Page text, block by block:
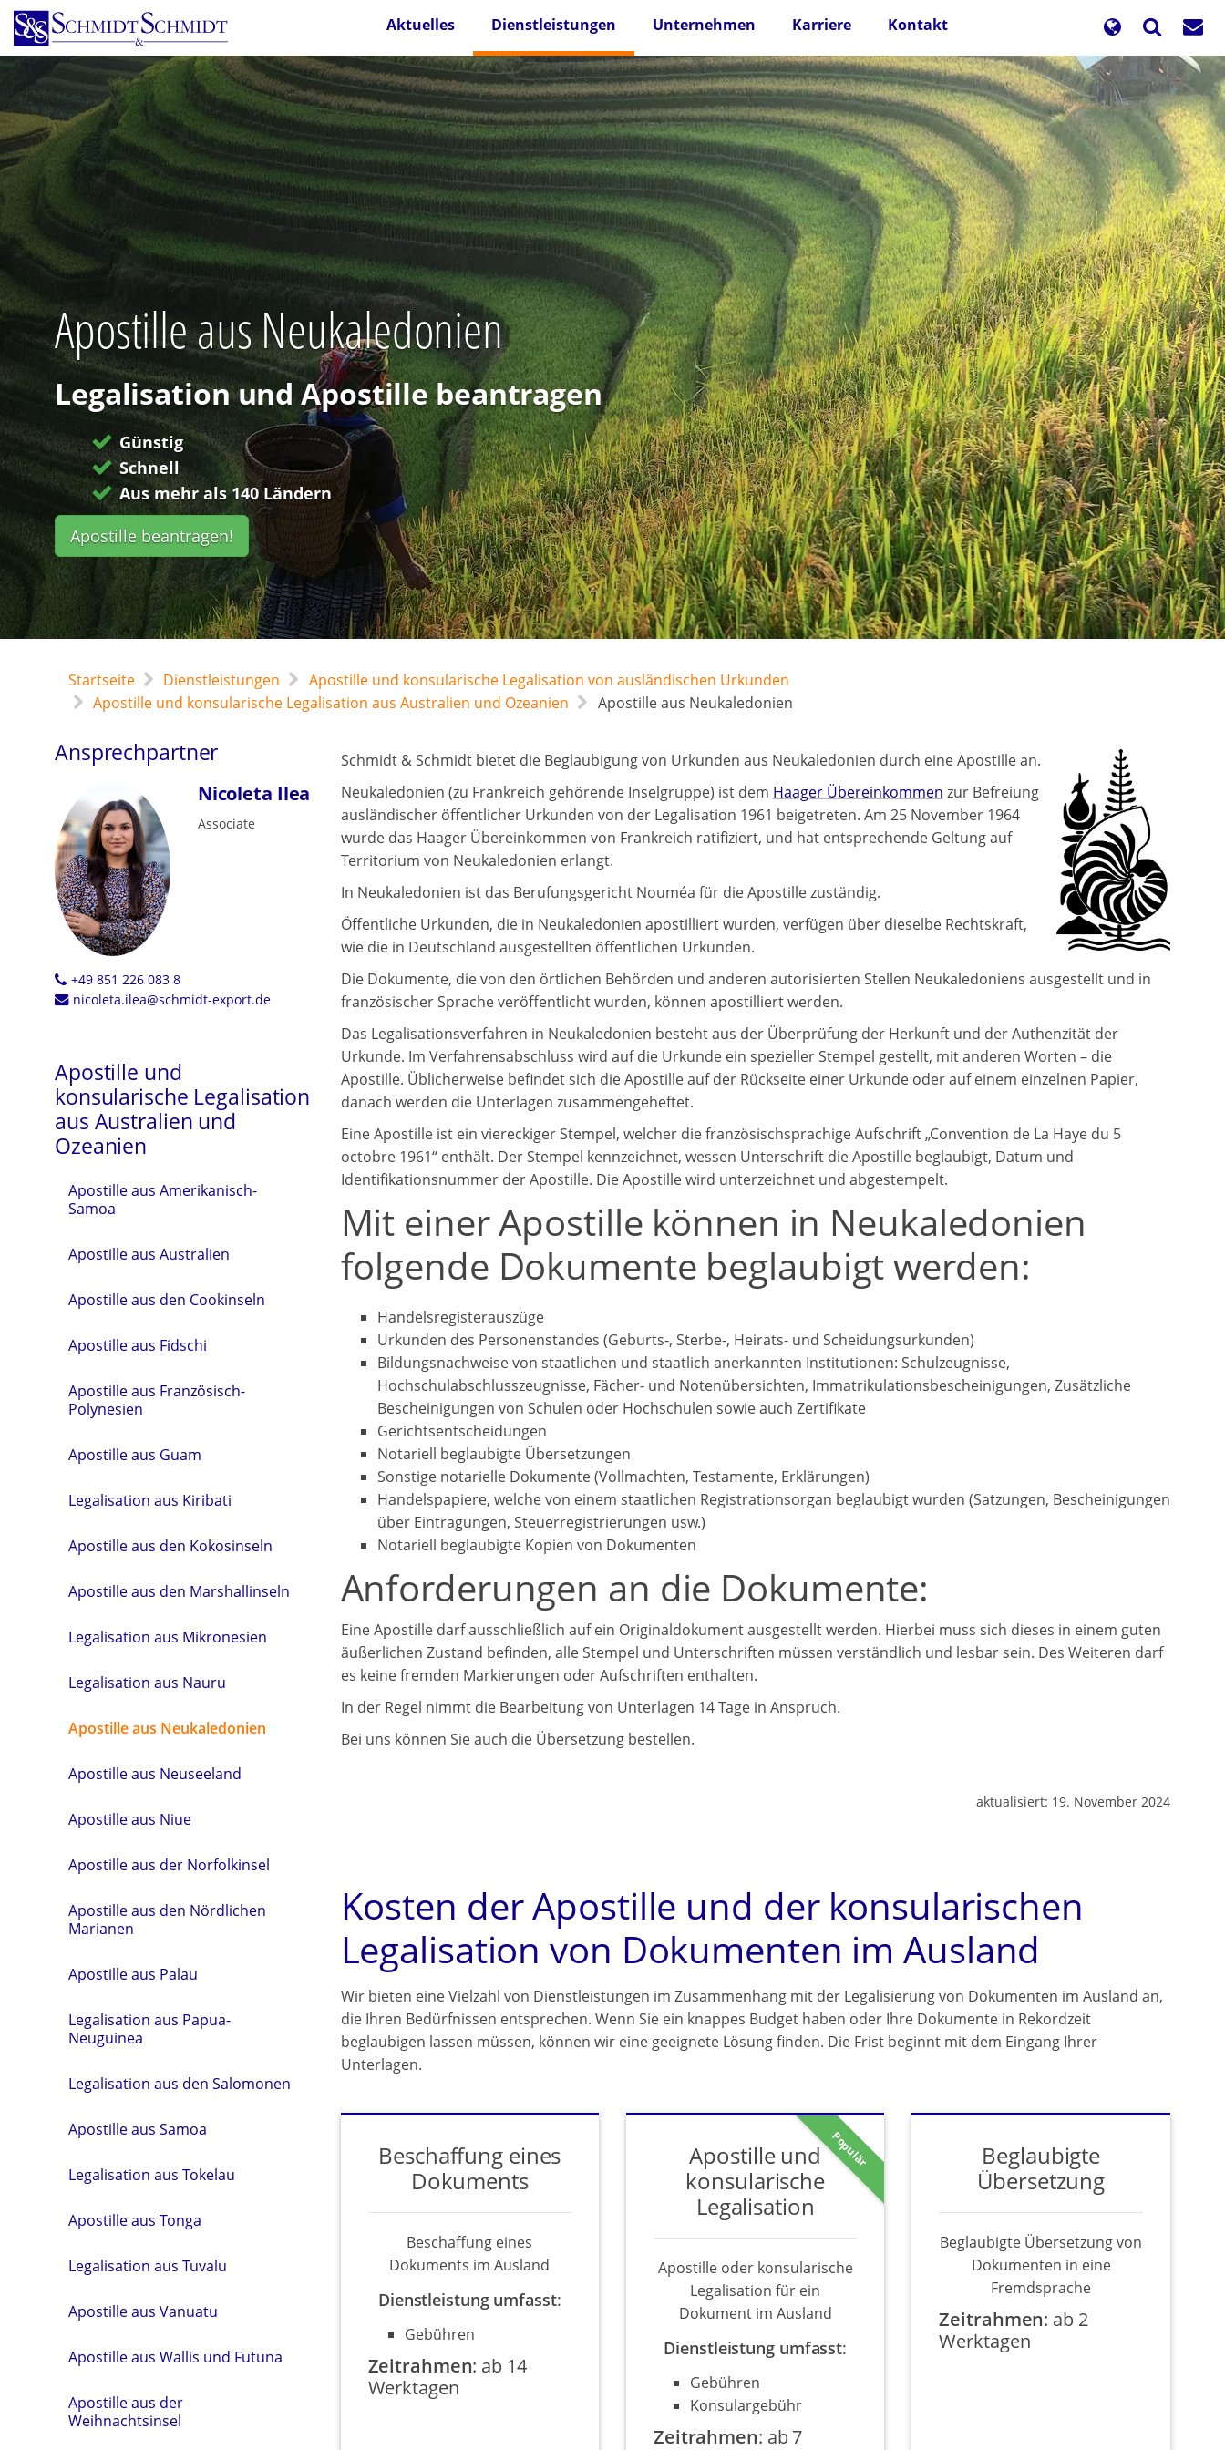
Direkt
zum
Inhalt
Aktuelles Dienstleistungen Unternehmen Karriere Kontakt
Apostille aus Neukaledonien
Legalisation und Apostille beantragen
Günstig
Schnell
Aus mehr als 140 Ländern
Apostille beantragen!
Startseite Dienstleistungen
Apostille und konsularische Legalisation von ausländischen Urkunden
Apostille und konsularische Legalisation aus Australien und Ozeanien
Apostille aus Neukaledonien
Ansprechpartner
Nicoleta Ilea
Associate
+49 851 226 083 8
nicoleta.ilea@schmidt-export.de
Apostille und
konsularische Legalisation
aus Australien und
Ozeanien
Apostille aus Amerikanisch-
Samoa
Apostille aus Australien
Apostille aus den Cookinseln
Apostille aus Fidschi
Apostille aus Französisch-
Polynesien
Apostille aus Guam
Legalisation aus Kiribati
Apostille aus den Kokosinseln
Apostille aus den Marshallinseln
Legalisation aus Mikronesien
Legalisation aus Nauru
Apostille aus Neukaledonien
Apostille aus Neuseeland
Apostille aus Niue
Apostille aus der Norfolkinsel
Apostille aus den Nördlichen
Marianen
Apostille aus Palau
Legalisation aus Papua-
Neuguinea
Legalisation aus den Salomonen
Apostille aus Samoa
Legalisation aus Tokelau
Apostille aus Tonga
Legalisation aus Tuvalu
Apostille aus Vanuatu
Apostille aus Wallis und Futuna
Apostille aus der
Weihnachtsinsel
Schmidt & Schmidt bietet die Beglaubigung von Urkunden aus Neukaledonien durch eine Apostille an.
Neukaledonien (zu Frankreich gehörende Inselgruppe) ist dem Haager Übereinkommen zur Befreiung
ausländischer öffentlicher Urkunden von der Legalisation 1961 beigetreten. Am 25 November 1964
wurde das Haager Übereinkommen von Frankreich ratifiziert, und hat entsprechende Geltung auf
Territorium von Neukaledonien erlangt.
In Neukaledonien ist das Berufungsgericht Nouméa für die Apostille zuständig.
Öffentliche Urkunden, die in Neukaledonien apostilliert wurden, verfügen über dieselbe Rechtskraft,
wie die in Deutschland ausgestellten öffentlichen Urkunden.
Die Dokumente, die von den örtlichen Behörden und anderen autorisierten Stellen Neukaledoniens ausgestellt und in
französischer Sprache veröffentlicht wurden, können apostilliert werden.
Das Legalisationsverfahren in Neukaledonien besteht aus der Überprüfung der Herkunft und der Authenzität der
Urkunde. Im Verfahrensabschluss wird auf die Urkunde ein spezieller Stempel gestellt, mit anderen Worten – die
Apostille. Üblicherweise befindet sich die Apostille auf der Rückseite einer Urkunde oder auf einem einzelnen Papier,
danach werden die Unterlagen zusammengeheftet.
Eine Apostille ist ein viereckiger Stempel, welcher die französischsprachige Aufschrift „Convention de La Haye du 5
octobre 1961“ enthält. Der Stempel kennzeichnet, wessen Unterschrift die Apostille beglaubigt, Datum und
Identifikationsnummer der Apostille. Die Apostille wird unterzeichnet und abgestempelt.
Mit einer Apostille können in Neukaledonien
folgende Dokumente beglaubigt werden:
Handelsregisterauszüge
Urkunden des Personenstandes (Geburts-, Sterbe-, Heirats- und Scheidungsurkunden)
Bildungsnachweise von staatlichen und staatlich anerkannten Institutionen: Schulzeugnisse,
Hochschulabschlusszeugnisse, Fächer- und Notenübersichten, Immatrikulationsbescheinigungen, Zusätzliche
Bescheinigungen von Schulen oder Hochschulen sowie auch Zertifikate
Gerichtsentscheidungen
Notariell beglaubigte Übersetzungen
Sonstige notarielle Dokumente (Vollmachten, Testamente, Erklärungen)
Handelspapiere, welche von einem staatlichen Registrationsorgan beglaubigt wurden (Satzungen, Bescheinigungen
über Eintragungen, Steuerregistrierungen usw.)
Notariell beglaubigte Kopien von Dokumenten
Anforderungen an die Dokumente:
Eine Apostille darf ausschließlich auf ein Originaldokument ausgestellt werden. Hierbei muss sich dieses in einem guten
äußerlichen Zustand befinden, alle Stempel und Unterschriften müssen verständlich und lesbar sein. Des Weiteren darf
es keine fremden Markierungen oder Aufschriften enthalten.
In der Regel nimmt die Bearbeitung von Unterlagen 14 Tage in Anspruch.
Bei uns können Sie auch die Übersetzung bestellen.
aktualisiert: 19. November 2024
Kosten der Apostille und der konsularischen
Legalisation von Dokumenten im Ausland
Wir bieten eine Vielzahl von Dienstleistungen im Zusammenhang mit der Legalisierung von Dokumenten im Ausland an,
die Ihren Bedürfnissen entsprechen. Wenn Sie ein knappes Budget haben oder Ihre Dokumente in Rekordzeit
beglaubigen lassen müssen, können wir eine geeignete Lösung finden. Die Frist beginnt mit dem Eingang Ihrer
Unterlagen.
Beschaffung eines
Dokuments
Beschaffung eines
Dokuments im Ausland
Dienstleistung umfasst:
Gebühren
Zeitrahmen: ab 14
Werktagen
Populär
Apostille und
konsularische
Legalisation
Apostille oder konsularische
Legalisation für ein
Dokument im Ausland
Dienstleistung umfasst:
Gebühren
Konsulargebühr
Zeitrahmen: ab 7
Beglaubigte
Übersetzung
Beglaubigte Übersetzung von
Dokumenten in eine
Fremdsprache
Zeitrahmen: ab 2
Werktagen